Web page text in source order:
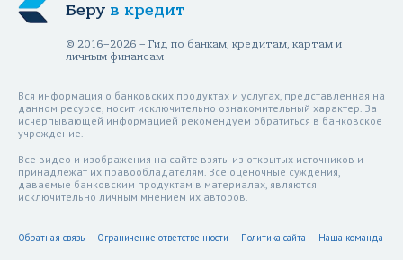
Беру в кредит
© 2016–2026 – Гид по банкам, кредитам, картам и
личным финансам
Вся информация о банковских продуктах и услугах, представленная на
данном ресурсе, носит исключительно ознакомительный характер. За
исчерпывающей информацией рекомендуем обратиться в банковское
учреждение.
Все видео и изображения на сайте взяты из открытых источников и
принадлежат их правообладателям. Все оценочные суждения,
даваемые банковским продуктам в материалах, являются
исключительно личным мнением их авторов.
Обратная связь Ограничение ответственности Политика сайта Наша команда